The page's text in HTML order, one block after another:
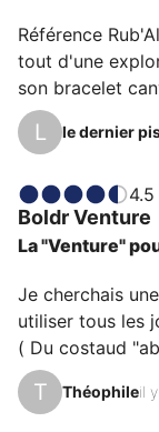
même s'il
Référence
tout d'une
son bracelet
orange sur les
tournante
vous
invitation à
L le dernier
4.5
BoldrVenture
La "Venture"
Je cherchais
utiliser tous les
( Du costaud
mes petits yeux
tombé sur la
T Théophileil